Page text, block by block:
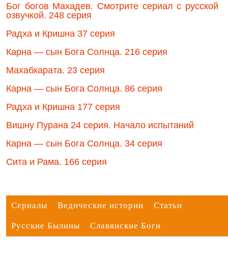
Бог богов Махадев. Смотрите сериал с русской
озвучкой. 248 серия
Радха и Кришна 37 серия
Карна — сын Бога Солнца. 216 серия
Махабхарата. 23 серия
Карна — сын Бога Солнца. 86 серия
Радха и Кришна 177 серия
Вишну Пурана 24 серия. Начало испытаний
Карна — сын Бога Солнца. 34 серия
Сита и Рама. 166 серия
Сериалы Ведические истории Статьи
Русские Былины Славянские Боги